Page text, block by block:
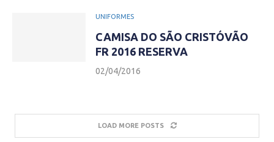
UNIFORMES
CAMISA DO SÃO CRISTÓVÃO
FR 2016 RESERVA
02/04/2016
LOAD MORE POSTS